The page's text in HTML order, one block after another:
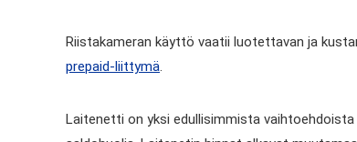
Riistakameran käyttö vaatii luotettavan ja
prepaid-liittymä.
Laitenetti on yksi edullisimmista